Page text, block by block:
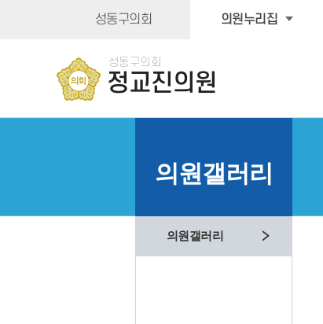
성동구의회 의원누리집
성동구의회
정교진의원
의원갤러리
의원갤러리